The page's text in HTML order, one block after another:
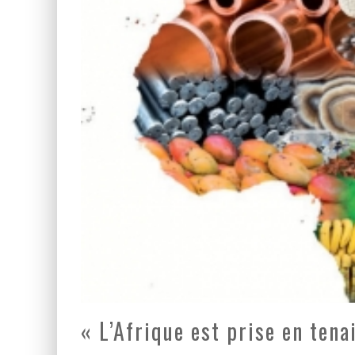
LA GUERRE SIONISTE,
LA BANALITÉ DU MAL
« L’Afrique est prise en